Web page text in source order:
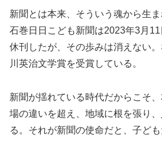
新聞とは本来、そういう魂から生ま
石巻日日こども新聞は2023年3月
休刊したが、その歩みは消えない
川英治文学賞を受賞している。
新聞が揺れている時代だからこそ
場の違いを超え、地域に根を張り
る。それが新聞の使命だと、子ども